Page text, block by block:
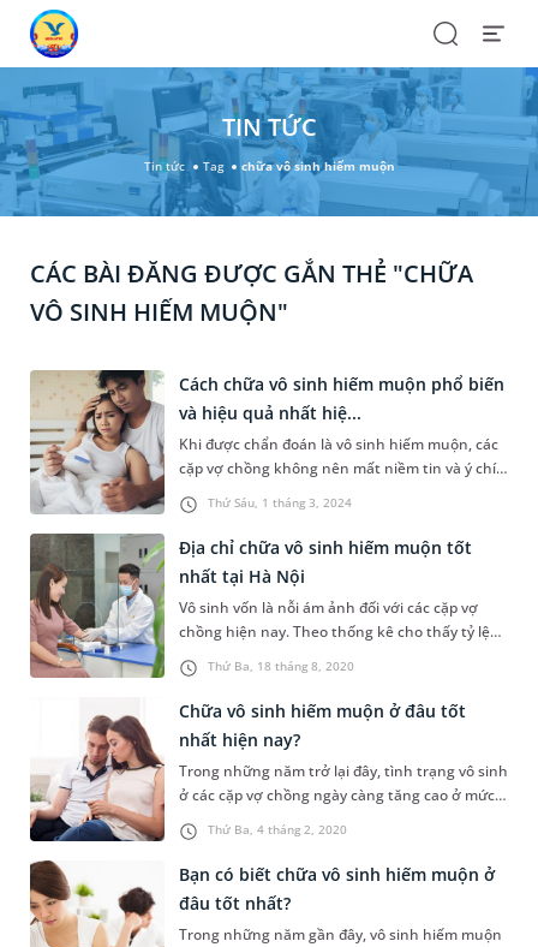
SearchOpen
TIN TỨC
Tin tức Tag chữa vô sinh hiếm muộn
CÁC BÀI ĐĂNG ĐƯỢC GẮN THẺ "CHỮA
VÔ SINH HIẾM MUỘN"
Thứ Sáu, 1 tháng 3, 2024
Cách chữa vô sinh hiếm muộn phổ biến
và hiệu quả nhất hiệ...
Khi được chẩn đoán là vô sinh hiếm muộn, các
cặp vợ chồng không nên mất niềm tin và ý chí
quyết tâm. Rất nhiều trường hợp vẫn có cơ hội
có con nhưng hành trình này có thể gian nan,
vất vả và cần nhiều thời gian. Cùng tham khảo
bài viết sau để hiểu rõ hơn về các phương pháp
chữa vô sinh hiếm muộn.
Thứ Ba, 18 tháng 8, 2020
Địa chỉ chữa vô sinh hiếm muộn tốt
nhất tại Hà Nội
Vô sinh vốn là nỗi ám ảnh đối với các cặp vợ
chồng hiện nay. Theo thống kê cho thấy tỷ lệ
vô sinh mỗi năm lại tăng cao do nhiều nguyên
nhân tác động. Vậy làm thế nào để chữa vô
sinh hiếm muộn hiệu quả?
Thứ Ba, 4 tháng 2, 2020
Chữa vô sinh hiếm muộn ở đâu tốt
nhất hiện nay?
Trong những năm trở lại đây, tình trạng vô sinh
ở các cặp vợ chồng ngày càng tăng cao ở mức
báo động. Do đó, chữa vô sinh hiếm muộn ở
đâu tốt nhất chính là mối quan tâm hàng đầu
của các cặp vợ chồng đang nóng lòng muốn có
con. Cùng đồng hành với các chuyên gia, bác sĩ
hàng đầu của Bệnh viện Đa kh...
Bạn có biết chữa vô sinh hiếm muộn ở
đâu tốt nhất?
Trong những năm gần đây, vô sinh hiếm muộn